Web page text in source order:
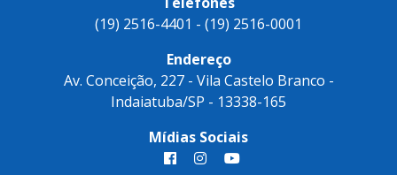
Telefones
(19) 2516-4401 - (19) 2516-0001
Endereço
Av. Conceição, 227 - Vila Castelo Branco -
Indaiatuba/SP - 13338-165